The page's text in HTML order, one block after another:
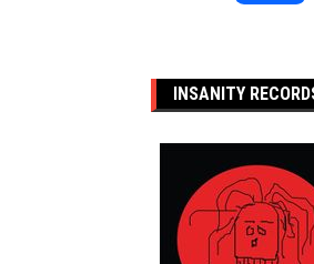
INSANITY